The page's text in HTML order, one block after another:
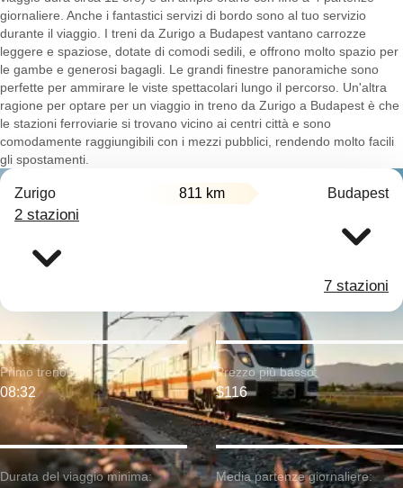
giornaliere. Anche i fantastici servizi di bordo sono al tuo servizio
durante il viaggio. I treni da Zurigo a Budapest vantano carrozze
leggere e spaziose, dotate di comodi sedili, e offrono molto spazio per
le gambe e generosi bagagli. Le grandi finestre panoramiche sono
perfette per ammirare le viste spettacolari lungo il percorso. Un'altra
ragione per optare per un viaggio in treno da Zurigo a Budapest è che
le stazioni ferroviarie si trovano vicino ai centri città e sono
comodamente raggiungibili con i mezzi pubblici, rendendo molto facili
gli spostamenti.
Zurigo 811 km Budapest
2 stazioni
7 stazioni
Durata del viaggio minima:
Primo treno:
08:32
Prezzo più basso:
$116
Media partenze giornaliere: